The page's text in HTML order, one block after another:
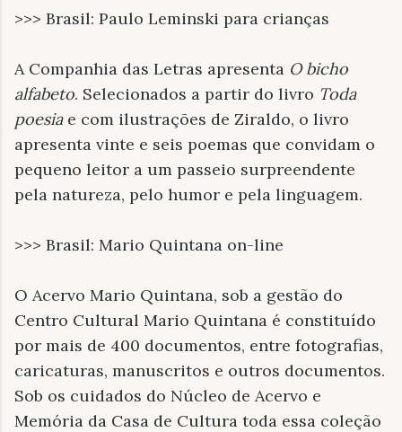
>>> Brasil: Paulo Leminski para crianças
A Companhia das Letras apresenta O bicho
alfabeto. Selecionados a partir do livro Toda
poesiae com ilustrações de Ziraldo, o livro
apresenta vinte e seis poemas que convidam o
pequeno leitor a um passeio surpreendente
pela natureza, pelo humor e pela linguagem.
>>> Brasil: Mario Quintana on-line
O Acervo Mario Quintana, sob a gestão do
Centro Cultural Mario Quintana é constituído
por mais de 400 documentos, entre fotografias,
caricaturas, manuscritos e outros documentos.
Sob os cuidados do Núcleo de Acervo e
Memória da Casa de Cultura toda essa coleção